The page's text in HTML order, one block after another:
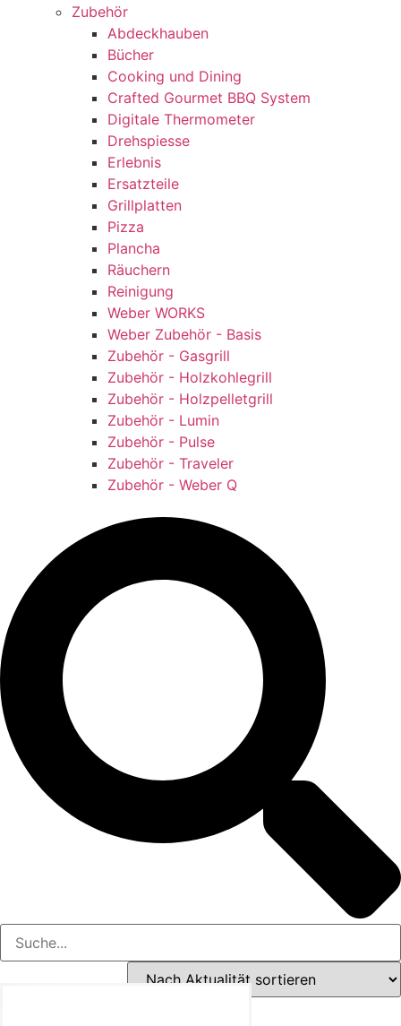
Zubehör
Abdeckhauben
Bücher
Cooking und Dining
Crafted Gourmet BBQ System
Digitale Thermometer
Drehspiesse
Erlebnis
Ersatzteile
Grillplatten
Pizza
Plancha
Räuchern
Reinigung
Weber WORKS
Weber Zubehör - Basis
Zubehör - Gasgrill
Zubehör - Holzkohlegrill
Zubehör - Holzpelletgrill
Zubehör - Lumin
Zubehör - Pulse
Zubehör - Traveler
Zubehör - Weber Q